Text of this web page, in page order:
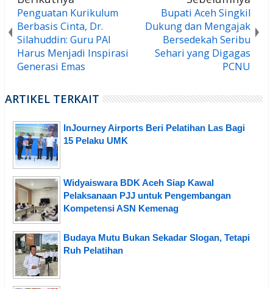
Penguatan Kurikulum
Berbasis Cinta, Dr.
Silahuddin: Guru PAI
Harus Menjadi Inspirasi
Generasi Emas
Bupati Aceh Singkil
Dukung dan Mengajak
Bersedekah Seribu
Sehari yang Digagas
PCNU
ARTIKEL TERKAIT
InJourney Airports Beri Pelatihan Las Bagi
15 Pelaku UMK
Widyaiswara BDK Aceh Siap Kawal
Pelaksanaan PJJ untuk Pengembangan
Kompetensi ASN Kemenag
Budaya Mutu Bukan Sekadar Slogan, Tetapi
Ruh Pelatihan